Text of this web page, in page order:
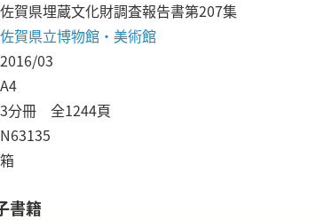
佐賀県埋蔵文化財調査報告書第207集
佐賀県立博物館・美術館
2016/03
A4
3分冊 全1244頁
N63135
箱
書籍